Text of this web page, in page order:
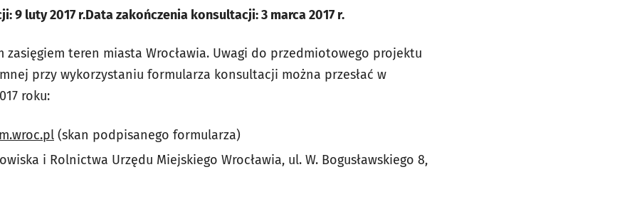
9 luty 2017 r.Data zakończenia konsultacji: 3 marca 2017 r.
zasięgiem teren miasta Wrocławia. Uwagi do przedmiotowego projektu
przy wykorzystaniu formularza konsultacji można przesłać w
roku:
(skan podpisanego formularza)
i Rolnictwa Urzędu Miejskiego Wrocławia, ul. W. Bogusławskiego 8,